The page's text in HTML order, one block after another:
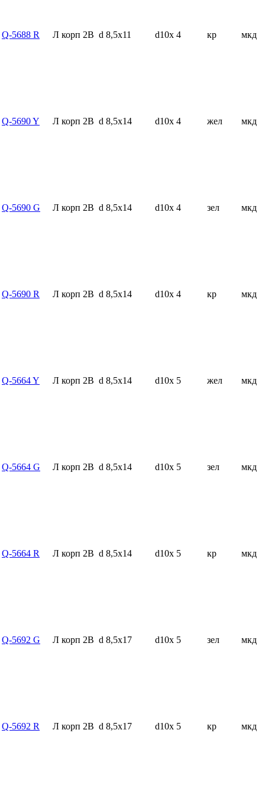
Q-5688 R Л корп 2В d 8,5x11 d10x 4 кр мкд
Q-5690 Y Л корп 2В d 8,5x14 d10x 4 жел мкд
Q-5690 G Л корп 2В d 8,5x14 d10x 4 зел мкд
Q-5690 R Л корп 2В d 8,5x14 d10x 4 кр мкд
Q-5664 Y Л корп 2В d 8,5x14 d10x 5 жел мкд
Q-5664 G Л корп 2В d 8,5x14 d10x 5 зел мкд
Q-5664 R Л корп 2В d 8,5x14 d10x 5 кр мкд
Q-5692 G Л корп 2В d 8,5x17 d10x 5 зел мкд
Q-5692 R Л корп 2В d 8,5x17 d10x 5 кр мкд